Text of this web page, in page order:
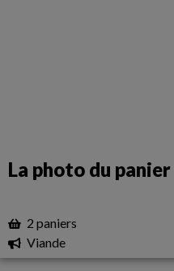
La photo du panier
2 paniers
Viande